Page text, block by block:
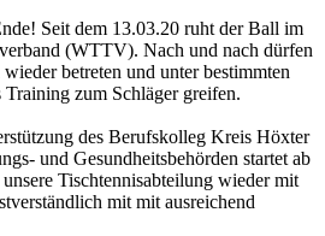
Seit dem 13.03.20 ruht der Ball im
(WTTV). Nach und nach dürfen
betreten und unter bestimmten
zum Schläger greifen.
des Berufskolleg Kreis Höxter
und Gesundheitsbehörden startet ab
Tischtennisabteilung wieder mit
mit mit ausreichend